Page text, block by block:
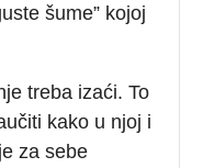
šume” kojoj
treba izaći. To
kako u njoj i
za sebe